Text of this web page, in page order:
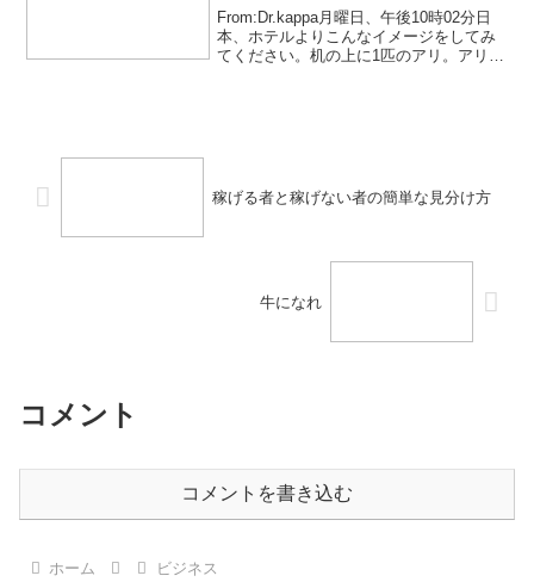
From:Dr.kappa月曜日、午後10時02分日
本、ホテルよりこんなイメージをしてみ
てください。机の上に1匹のアリ。アリが
稼げる者と稼げない者の簡単な見分け方
牛になれ
コメント
コメントを書き込む
ホーム ビジネス